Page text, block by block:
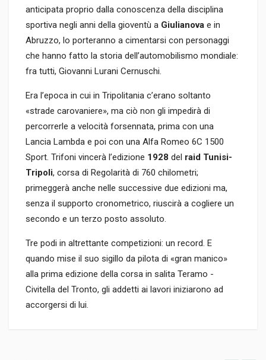
anticipata proprio dalla conoscenza della disciplina
sportiva negli anni della gioventù a Giulianova e in
Abruzzo, lo porteranno a cimentarsi con personaggi
che hanno fatto la storia dell’automobilismo mondiale:
fra tutti, Giovanni Lurani Cernuschi.
Era l’epoca in cui in Tripolitania c’erano soltanto
«strade carovaniere», ma ciò non gli impedirà di
percorrerle a velocità forsennata, prima con una
Lancia Lambda e poi con una Alfa Romeo 6C 1500
Sport. Trifoni vincerà l’edizione 1928 del raid Tunisi-
Tripoli, corsa di Regolarità di 760 chilometri;
primeggerà anche nelle successive due edizioni ma,
senza il supporto cronometrico, riuscirà a cogliere un
secondo e un terzo posto assoluto.
Tre podi in altrettante competizioni: un record. E
quando mise il suo sigillo da pilota di «gran manico»
alla prima edizione della corsa in salita Teramo -
Civitella del Tronto, gli addetti ai lavori iniziarono ad
accorgersi di lui.